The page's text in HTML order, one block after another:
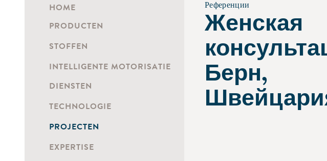
HOME
PRODUCTEN
STOFFEN
INTELLIGENTE MOTORISATIE
DIENSTEN
TECHNOLOGIE
PROJECTEN
EXPERTISE
Референции
Женская
Берн,